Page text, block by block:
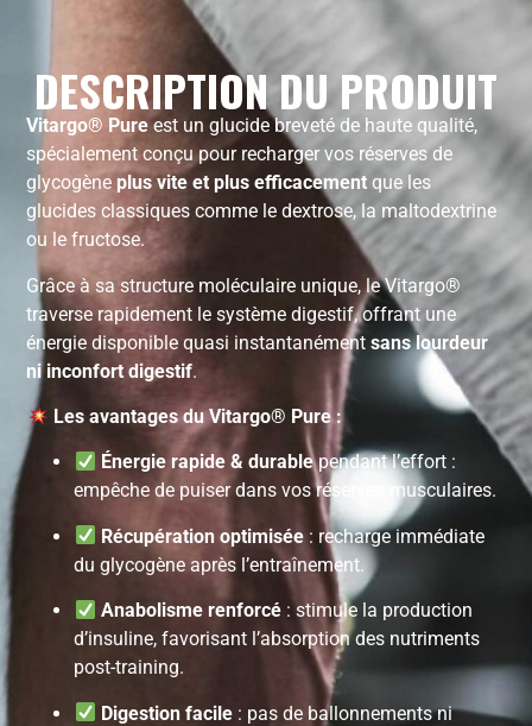
DESCRIPTION DU PRODUIT
Vitargo® Pure est un glucide breveté de haute qualité,
spécialement conçu pour recharger vos réserves de
glycogène plus vite et plus efficacement que les
glucides classiques comme le dextrose, la maltodextrine
ou le fructose.
Grâce à sa structure moléculaire unique, le Vitargo®
traverse rapidement le système digestif, offrant une
énergie disponible quasi instantanémentsans lourdeur
ni inconfort digestif.
Les avantages du Vitargo® Pure :
Énergie rapide & durablependant l’effort :
empêche de puiser dans vos réserves musculaires.
Récupération optimisée: recharge immédiate
du glycogène après l’entraînement.
Anabolisme renforcé: stimule la production
d’insuline, favorisant l’absorption des nutriments
post-training.
Digestion facile: pas de ballonnements ni